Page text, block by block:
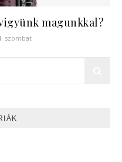
magunkkal?
szombat